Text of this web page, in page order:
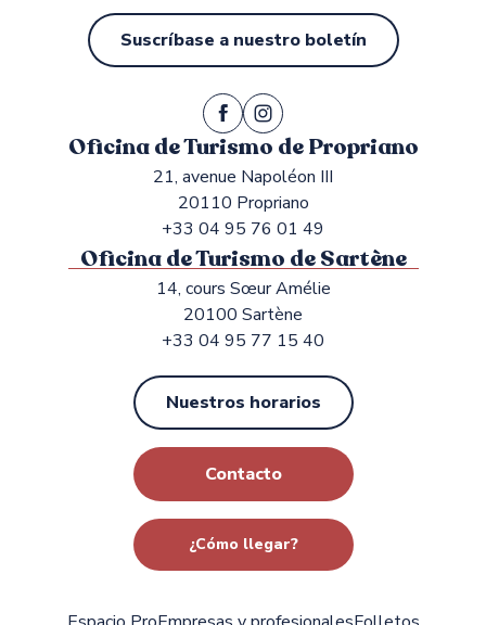
Suscríbase a nuestro boletín
Oficina de Turismo de Propriano
21, avenue Napoléon III
20110 Propriano
+33 04 95 76 01 49
Oficina de Turismo de Sartène
14, cours Sœur Amélie
20100 Sartène
+33 04 95 77 15 40
Nuestros horarios
Contacto
¿Cómo llegar?